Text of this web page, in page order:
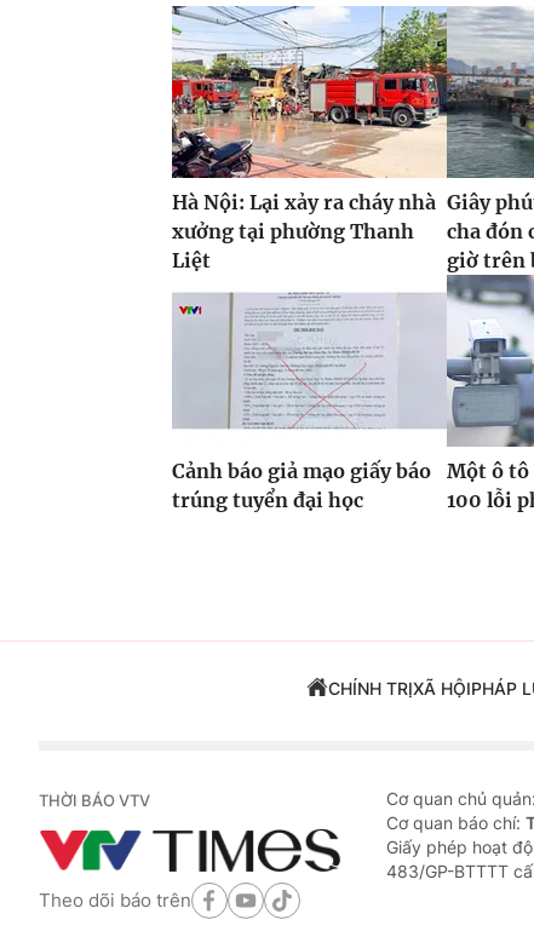
Hà Nội: Lại xảy ra cháy nhà
xưởng tại phường Thanh
Liệt
Giây
cha đón
giờ trên
Cảnh báo giả mạo giấy báo
trúng tuyển đại học
Một ô tô
100 lỗi
CHÍNH TRỊXÃ HỘIPHÁP
THỜI BÁO VTV
Theo dõi báo trên
Cơ quan chủ
Cơ quan báo chí:
Giấy phép hoạt
483/GP-BTTTT